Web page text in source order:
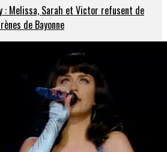
: Melissa, Sarah et Victor refusent de
de Bayonne